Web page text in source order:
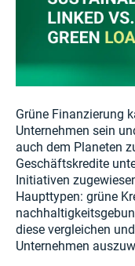
Grüne Finanzierung
Unternehmen sein
auch dem Planeten
Geschäftskredite
Initiativen
Haupttypen: grüne
diese vergleichen
Unternehmen